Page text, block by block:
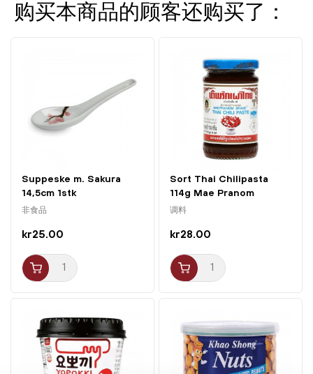
康饮食。
亚洲菜肴，如中式汤品或甜点，亦可单独享用，作为健康
凭借其独特的风味和天然甜味，这款龙眼是任何餐食或零
食搭配的极佳补充，非常适合注重健康的零食爱好者以及
购买本商品的顾客还购买了：
Suppeske m. Sakura
14,5cm 1stk
非食品
kr25.00
Sort Thai Chilipasta
114g Mae Pranom
调料
kr28.00